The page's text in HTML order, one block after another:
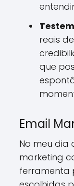
reais
que
Email
No meu dia
marketing
ferramenta